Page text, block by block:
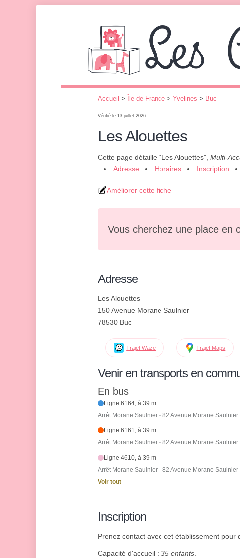
Accueil > Île-de-France > Yvelines > Buc
Vérifié le 13 juillet 2026
Les Alouettes
Cette page détaille "Les Alouettes", Multi-
Adresse
Horaires Inscription
Améliorer cette fiche
Vous cherchez une place en
Adresse
Les Alouettes
150 Avenue Morane Saulnier
78530 Buc
Trajet Waze Trajet Maps
Venir en transports en
En bus
Ligne 6164, à 39 m
Arrêt Morane Saulnier - 82 Avenue Morane Saulnier
Ligne 6161, à 39 m
Arrêt Morane Saulnier - 82 Avenue Morane Saulnier
Ligne 4610, à 39 m
Arrêt Morane Saulnier - 82 Avenue Morane Saulnier
Voir tout
Inscription
Prenez contact avec cet établissement pour
Capacité d'accueil : 35 enfants.